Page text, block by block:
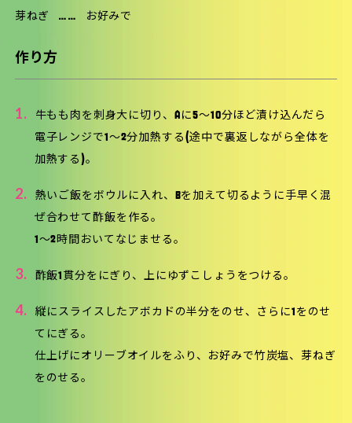
芽ねぎ …… お好みで
作り方
1.
牛もも肉を刺身大に切り、Aに5〜10分ほど漬け込んだら
電子レンジで1〜2分加熱する(途中で裏返しながら全体を
加熱する)。
2.
熱いご飯をボウルに入れ、Bを加えて切るように手早く混
ぜ合わせて酢飯を作る。
1〜2時間おいてなじませる。
3. 酢飯1貫分をにぎり、上にゆずこしょうをつける。
4.
縦にスライスしたアボカドの半分をのせ、さらに1をのせ
てにぎる。
仕上げにオリーブオイルをふり、お好みで竹炭塩、芽ねぎ
をのせる。